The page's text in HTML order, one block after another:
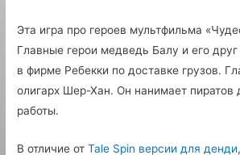
Эта игра про героев мультфильма
Главные герои медведь Балу и его
в фирме Ребекки по доставке грузов.
олигарх Шер-Хан. Он нанимает пиратов
работы.
В отличие отTale Spin версии для денди